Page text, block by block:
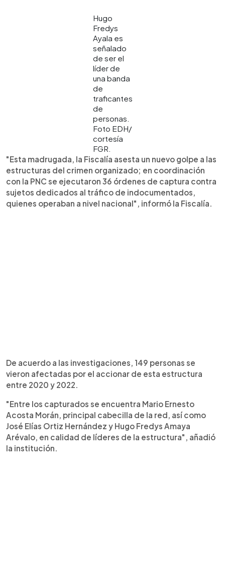
Hugo
Fredys
Ayala es
señalado
de ser el
líder de
una banda
de
traficantes
de
personas.
Foto EDH/
cortesía
FGR.
"Esta madrugada, la Fiscalía asesta un nuevo golpe a las
estructuras del crimen organizado; en coordinación
con la PNC se ejecutaron 36 órdenes de captura contra
sujetos dedicados al tráfico de indocumentados,
quienes operaban a nivel nacional", informó la Fiscalía.
De acuerdo a las investigaciones, 149 personas se
vieron afectadas por el accionar de esta estructura
entre 2020 y 2022.
"Entre los capturados se encuentra Mario Ernesto
Acosta Morán, principal cabecilla de la red, así como
José Elías Ortiz Hernández y Hugo Fredys Amaya
Arévalo, en calidad de líderes de la estructura", añadió
la institución.